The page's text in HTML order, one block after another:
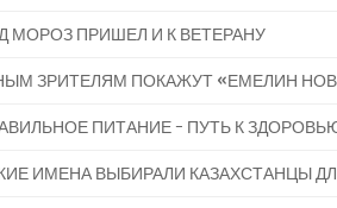
МОРОЗ ПРИШЕЛ И К ВЕТЕРАНУ
ЗРИТЕЛЯМ ПОКАЖУТ «ЕМЕЛИН
ПИТАНИЕ - ПУТЬ К
ИМЕНА ВЫБИРАЛИ КАЗАХСТАНЦЫ